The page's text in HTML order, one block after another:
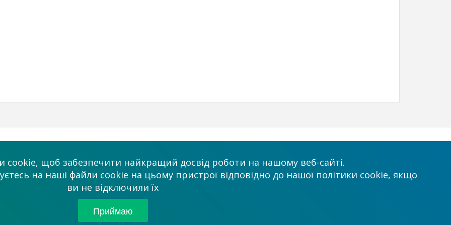
Платні послуги
Співробітництво
Партнерам
admin@allmaster.com.ua
cookie, щоб забезпечити найкращий досвід роботи на нашому веб-сайті.
на наші файли cookie на цьому пристрої відповідно до нашої політики cookie, якщо
ви не відключили їх
Приймаю